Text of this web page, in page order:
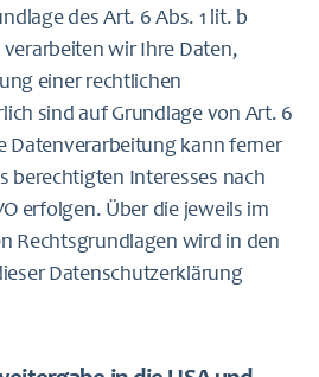
des Art. 6 Abs. 1 lit. b
verarbeiten wir Ihre Daten,
einer rechtlichen
sind auf Grundlage von Art. 6
Datenverarbeitung kann ferner
berechtigten Interesses nach
erfolgen. Über die jeweils im
Rechtsgrundlagen wird in den
Datenschutzerklärung